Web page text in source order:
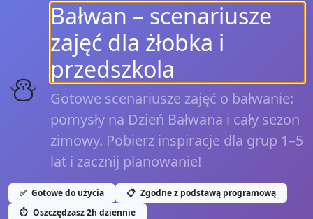
⛄
Bałwan – scenariusze
zajęć dla żłobka i
przedszkola
Gotowe scenariusze zajęć o bałwanie:
pomysły na Dzień Bałwana i cały sezon
zimowy. Pobierz inspiracje dla grup 1–5
lat i zacznij planowanie!
✅ Gotowe do użycia 📋 Zgodne z podstawą programową
⏱️ Oszczędzasz 2h dziennie